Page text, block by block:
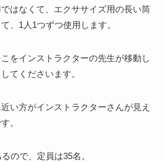
はなくて、エクササイズ用の長い筒
、1人1つずつ使用します。
をインストラクターの先生が移動し
てくださいます。
い方がインストラクターさんが見え
。
ので、定員は35名。